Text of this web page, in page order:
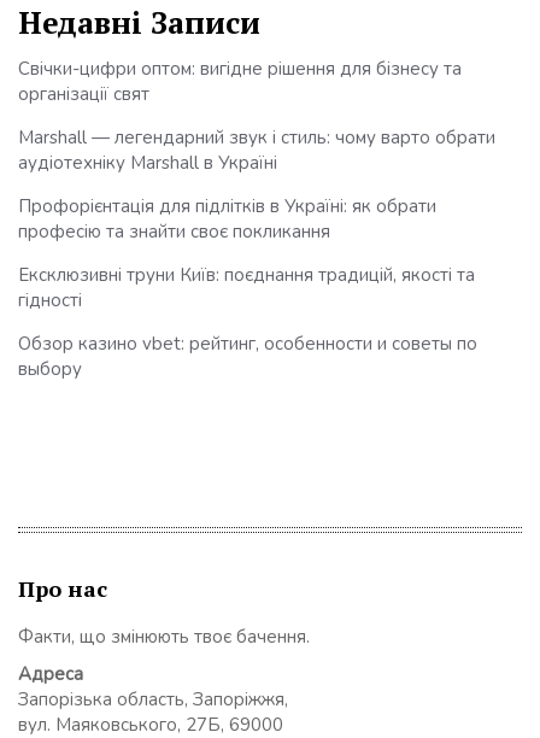
Недавні Записи
Свічки-цифри оптом: вигідне рішення для бізнесу та
організації свят
Marshall — легендарний звук і стиль: чому варто обрати
аудіотехніку Marshall в Україні
Профорієнтація для підлітків в Україні: як обрати
професію та знайти своє покликання
Ексклюзивні труни Київ: поєднання традицій, якості та
гідності
Обзор казино vbet: рейтинг, особенности и советы по
выбору
Про нас
Факти, що змінюють твоє бачення.
Адреса
Запорізька область, Запоріжжя,
вул. Маяковського, 27Б, 69000